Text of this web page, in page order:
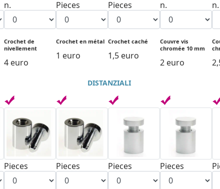
n.
Crochet de
nivellement
4 euro
Pieces
Crochet en métal
1 euro
Pieces
Crochet caché
1,5 euro
n.
Couvre vis
chromée 10 mm
2 euro
n.
DISTANZIALI
Pieces Pieces Pieces Pieces